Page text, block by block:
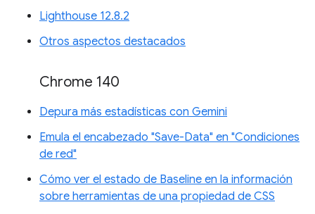
Lighthouse 12.8.2
Otros aspectos destacados
Chrome 140
Depura más estadísticas con Gemini
Emula el encabezado "Save-Data" en "Condiciones
de red"
Cómo ver el estado de Baseline en la información
sobre herramientas de una propiedad de CSS